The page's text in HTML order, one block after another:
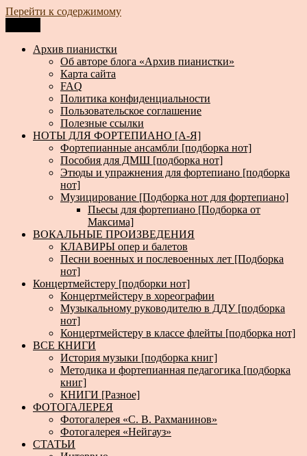
Перейти к содержимому
Архив пианистки
Всё для пианистов: ноты, книги, музыка, статьи…
Архив пианистки
Об авторе блога «Архив пианистки»
Карта сайта
FAQ
Политика конфиденциальности
Пользовательское соглашение
Полезные ссылки
НОТЫ ДЛЯ ФОРТЕПИАНО [А-Я]
Фортепианные ансамбли [подборка нот]
Пособия для ДМШ [подборка нот]
Этюды и упражнения для фортепиано [подборка
нот]
Музицирование [Подборка нот для фортепиано]
Пьесы для фортепиано [Подборка от
Максима]
ВОКАЛЬНЫЕ ПРОИЗВЕДЕНИЯ
КЛАВИРЫ опер и балетов
Песни военных и послевоенных лет [Подборка
нот]
Концертмейстеру [подборки нот]
Концертмейстеру в хореографии
Музыкальному руководителю в ДДУ [подборка
нот]
Концертмейстеру в классе флейты [подборка нот]
ВСЕ КНИГИ
История музыки [подборка книг]
Методика и фортепианная педагогика [подборка
книг]
КНИГИ [Разное]
ФОТОГАЛЕРЕЯ
Фотогалерея «С. В. Рахманинов»
Фотогалерея «Нейгауз»
СТАТЬИ